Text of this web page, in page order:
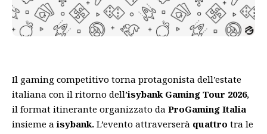
Il gaming competitivo torna protagonista dell’estate
italiana con il ritorno dell’isybank Gaming Tour 2026,
il format itinerante organizzato da ProGaming Italia
insieme aisybank. L’evento attraverserà quattro tra le